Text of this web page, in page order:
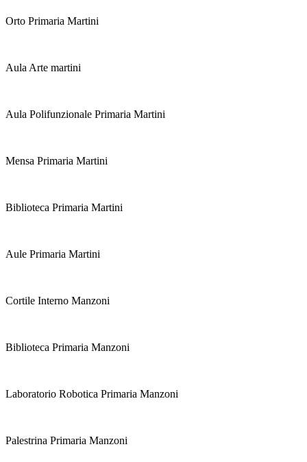
Orto Primaria Martini
Aula Arte martini
Aula Polifunzionale Primaria Martini
Mensa Primaria Martini
Biblioteca Primaria Martini
Aule Primaria Martini
Cortile Interno Manzoni
Biblioteca Primaria Manzoni
Laboratorio Robotica Primaria Manzoni
Palestrina Primaria Manzoni